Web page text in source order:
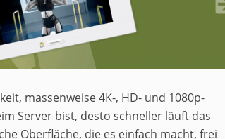
massenweise 4K-, HD- und 1080p-
Server bist, desto schneller läuft das
Oberfläche, die es einfach macht, frei